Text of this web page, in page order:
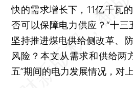
快的需求增长下，11亿千瓦
否可以保障电力供应？“十三
坚持推进煤电供给侧改革、
风险？本文从需求和供给两
五”期间的电力发展情况，对